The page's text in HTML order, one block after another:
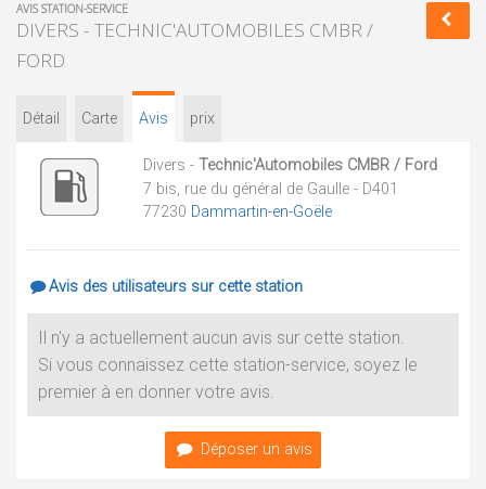
AVIS STATION-SERVICE
DIVERS - TECHNIC'AUTOMOBILES CMBR /
FORD
Détail Carte Avis prix
Divers - Technic'Automobiles CMBR / Ford
7 bis, rue du général de Gaulle - D401
77230 Dammartin-en-Goële
Avis des utilisateurs sur cette station
Il n'y a actuellement aucun avis sur cette station.
Si vous connaissez cette station-service, soyez le
premier à en donner votre avis.
Déposer un avis